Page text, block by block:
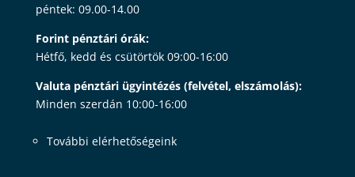
péntek: 09.00-14.00
Forint pénztári órák:
Hétfő, kedd és csütörtök 09:00-16:00
Valuta pénztári ügyintézés (felvétel, elszámolás):
Minden szerdán 10:00-16:00
További elérhetőségeink